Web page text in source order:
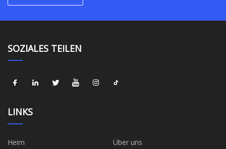
SOZIALES TEILEN
LINKS
Heim
Über uns